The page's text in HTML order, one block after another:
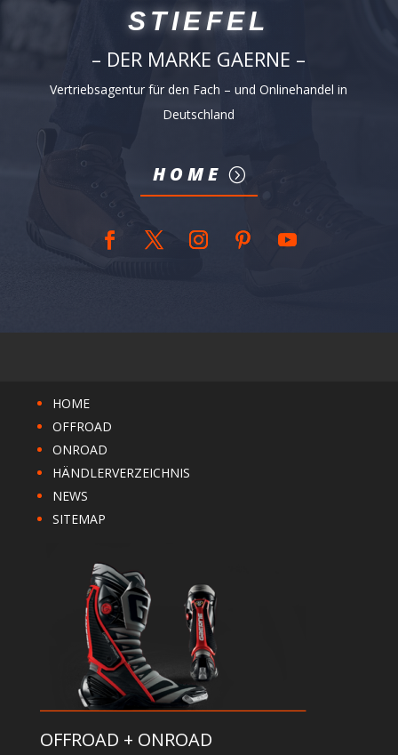
STIEFEL
– DER MARKE GAERNE –
Vertriebsagentur für den Fach – und Onlinehandel in
Deutschland
HOME
HOME
OFFROAD
ONROAD
HÄNDLERVERZEICHNIS
NEWS
SITEMAP
OFFROAD + ONROAD